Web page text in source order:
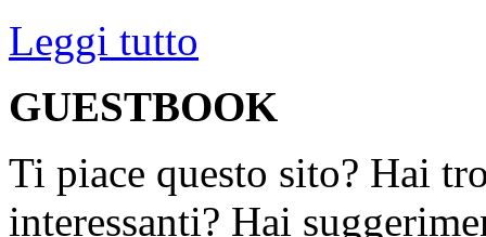
Leggi tutto
GUESTBOOK
Ti piace questo sito? Hai
interessanti? Hai